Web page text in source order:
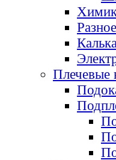
Разное
Плечевые